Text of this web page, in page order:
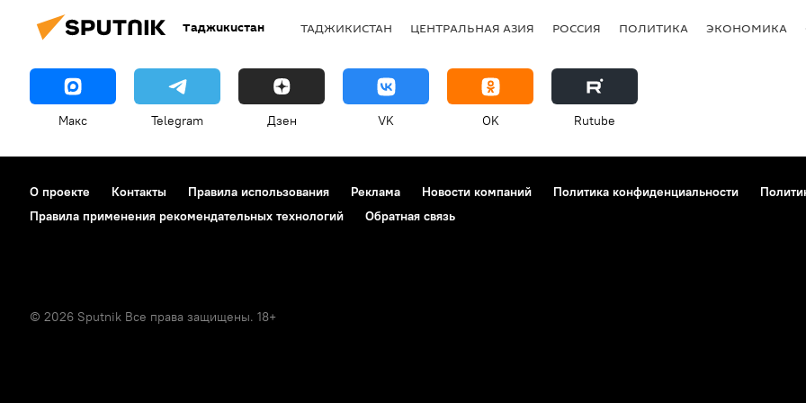
Таджикистан ТАДЖИКИСТАН ЦЕНТРАЛЬНАЯ АЗИЯ РОССИЯ ПОЛИТИКА ЭКОНОМИКА
Макс Telegram Дзен VK OK Rutube
О проекте Контакты Правила использования Реклама Новости компаний Политика конфиденциальности
Правила применения рекомендательных технологий
Обратная связь
© 2026 Sputnik Все права защищены. 18+